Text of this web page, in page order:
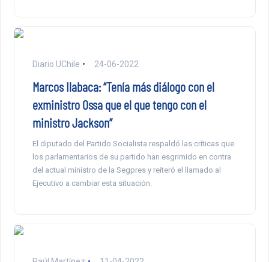
Diario UChile 24-06-2022
Marcos Ilabaca: “Tenía más diálogo con el
exministro Ossa que el que tengo con el
ministro Jackson”
El diputado del Partido Socialista respaldó las críticas que
los parlamentarios de su partido han esgrimido en contra
del actual ministro de la Segpres y reiteró el llamado al
Ejecutivo a cambiar esta situación.